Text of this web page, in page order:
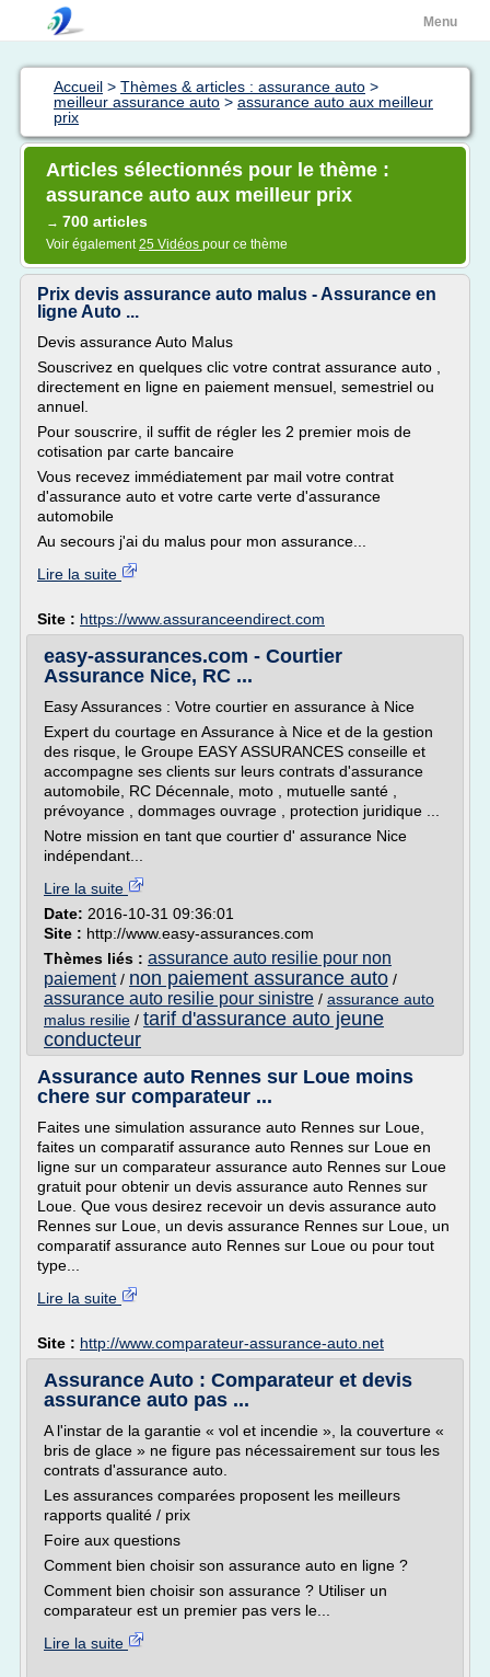
Menu
Accueil > Thèmes & articles : assurance auto >
meilleur assurance auto > assurance auto aux meilleur
prix
Articles sélectionnés pour le thème :
assurance auto aux meilleur prix
→ 700 articles
Voir également25 Vidéos pour ce thème
Prix devis assurance auto malus - Assurance en
ligne Auto ...
Devis assurance Auto Malus
Souscrivez en quelques clic votre contrat assurance auto ,
directement en ligne en paiement mensuel, semestriel ou
annuel.
Pour souscrire, il suffit de régler les 2 premier mois de
cotisation par carte bancaire
Vous recevez immédiatement par mail votre contrat
d'assurance auto et votre carte verte d'assurance
automobile
Au secours j'ai du malus pour mon assurance...
Lire la suite
Site : https://www.assuranceendirect.com
easy-assurances.com - Courtier
Assurance Nice, RC ...
Easy Assurances : Votre courtier en assurance à Nice
Expert du courtage en Assurance à Nice et de la gestion
des risque, le Groupe EASY ASSURANCES conseille et
accompagne ses clients sur leurs contrats d'assurance
automobile, RC Décennale, moto , mutuelle santé ,
prévoyance , dommages ouvrage , protection juridique ...
Notre mission en tant que courtier d' assurance Nice
indépendant...
Lire la suite
Date: 2016-10-31 09:36:01
Site : http://www.easy-assurances.com
Thèmes liés : assurance auto resilie pour non
paiement/ non paiement assurance auto /
assurance auto resilie pour sinistre / assurance auto
malus resilie / tarif d'assurance auto jeune
conducteur
Assurance auto Rennes sur Loue moins
chere sur comparateur ...
Faites une simulation assurance auto Rennes sur Loue,
faites un comparatif assurance auto Rennes sur Loue en
ligne sur un comparateur assurance auto Rennes sur Loue
gratuit pour obtenir un devis assurance auto Rennes sur
Loue. Que vous desirez recevoir un devis assurance auto
Rennes sur Loue, un devis assurance Rennes sur Loue, un
comparatif assurance auto Rennes sur Loue ou pour tout
type...
Lire la suite
Site : http://www.comparateur-assurance-auto.net
Assurance Auto : Comparateur et devis
assurance auto pas ...
A l'instar de la garantie « vol et incendie », la couverture «
bris de glace » ne figure pas nécessairement sur tous les
contrats d'assurance auto.
Les assurances comparées proposent les meilleurs
rapports qualité / prix
Foire aux questions
Comment bien choisir son assurance auto en ligne ?
Comment bien choisir son assurance ? Utiliser un
comparateur est un premier pas vers le...
Lire la suite